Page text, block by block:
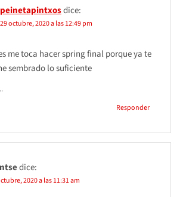
peinetapintxosdice:
29 octubre, 2020 a las 12:49 pm
me toca hacer spring final porque ya te
sembrado lo suficiente
Responder
dice:
2020 a las 11:31 am